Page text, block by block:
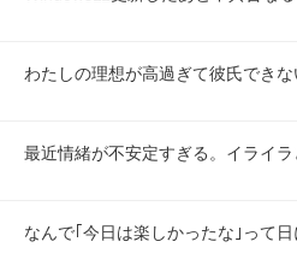
わたしの理想が高過ぎて彼氏でき
最近情緒が不安定すぎる。イライ
なんで｢今日は楽しかったな｣って